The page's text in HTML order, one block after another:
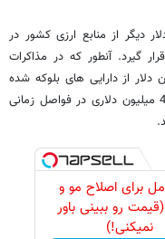
این شد تا 2.8 میلیارد دلار دیگر از منابع ارزی کشور در
گیرد. آنطور که در مذاکرات
مبلغ دو میلیارد و 800 میلیون دلار از دارایی های بلوکه شده
در چهار قسط 500 میلیون دلاری و دو قسط 400 میلیون دلاری در فواصل زمانی
برای اصلاح مو و
رو ببینی باور
نمیکنی!)